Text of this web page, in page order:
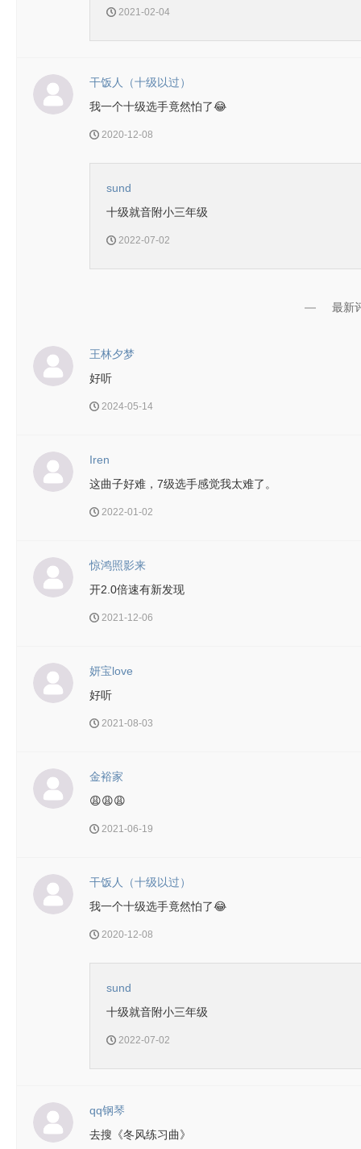
2021-02-04
干饭人（十级以过）
我一个十级选手竟然怕了😂
2020-12-08
sund
十级就音附小三年级
2022-07-02
最新
王林夕梦
好听
2024-05-14
Iren
这曲子好难，7级选手感觉我太难了。
2022-01-02
惊鸿照影来
开2.0倍速有新发现
2021-12-06
妍宝love
好听
2021-08-03
金裕家
😩😩😩
2021-06-19
干饭人（十级以过）
我一个十级选手竟然怕了😂
2020-12-08
sund
十级就音附小三年级
2022-07-02
qq钢琴
去搜《冬风练习曲》